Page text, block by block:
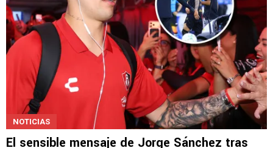
NOTICIAS
El sensible mensaje de Jorge Sánchez tras